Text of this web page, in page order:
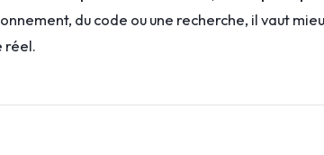
du code ou une recherche, il vaut
réel.